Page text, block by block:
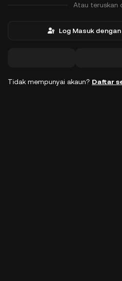
Atau teruskan
Log Masuk
Tidak mempunyai akaun? Daftar